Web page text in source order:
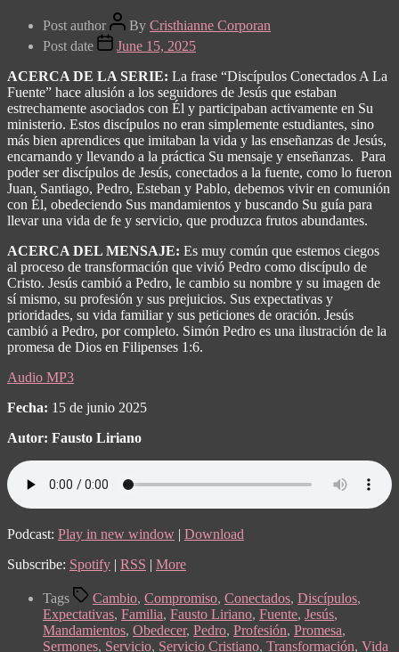
Post author By Cristhianne Corporan
Post date
June 15, 2025
ACERCA DE LA SERIE: La frase “Discípulos Conectados A La
Fuente” hace alusión a los seguidores de Jesús que estaban
estrechamente asociados con Él y participaban activamente en Su
ministerio. Estos discípulos no eran simplemente estudiantes, sino
más bien aprendices que imitaban la vida y las enseñanzas de Jesús,
encarnando y llevando a la práctica Su mensaje y enseñanzas. Para
poder ser discípulos de Jesús, conectados a la fuente, como lo fueron
Juan, Santiago, Pedro, Esteban y Pablo, debemos vivir en comunión
con Él, obedeciendo Sus mandamientos y buscando Su guía para
llevar una vida de fe y servicio, que produzca frutos abundantes.
ACERCA DEL MENSAJE: Es muy común que estemos ciegos
al proceso de transformación que vivió Pedro como discípulo de
Cristo. Jesús cambió a Pedro, le cambio su nombre y su imagen de
sí mismo, su profesión y sus prejuicios. Sus expectativas y
prioridades, su vida familiar y sus peticiones de oración. Jesús
cambió a Pedro, por completo. Simón Pedro es una ilustración de la
promesa de Dios en Filipenses 1:6.
Audio MP3
Fecha: 15 de junio 2025
Autor: Fausto Liriano
Podcast: Play in new window | Download
Subscribe: Spotify | RSS | More
Tags Cambio, Compromiso, Conectados, Discípulos,
Expectativas, Familia, Fausto Liriano, Fuente, Jesús,
Mandamientos, Obedecer, Pedro, Profesión, Promesa,
Sermones, Servicio, Servicio Cristiano, Transformación, Vida